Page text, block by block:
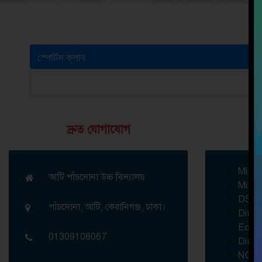
স্পোর্টস ক্লাব
দ্রুত যোগাযোগ
আটি পাঁচদোনা উচ্চ বিদ্যালয়
পাঁচদোনা, আটি, কেরানিগঞ্জ, ঢাকা।
01309108067